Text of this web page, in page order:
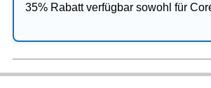
35% Rabatt verfügbar sowohl für